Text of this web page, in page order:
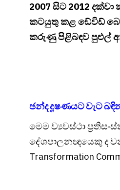
2007 සිට 2012
කටයුතු කළ ඩේවිඩ්
කරුණු පිළිබඳව පුළුල්
ඡන්ද දූෂණයට වැට
මෙම ව්‍යවස්ථා
දේශපාලනඥයෙකු ද
Transformation